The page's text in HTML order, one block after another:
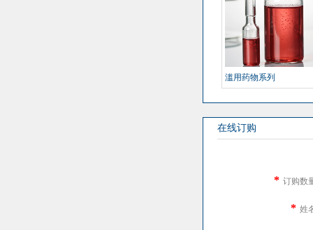
滥用药物系列
在线订购
* 订购数
* 姓